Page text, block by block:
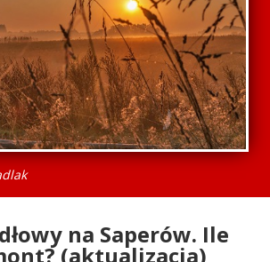
na Saperów. Ile
(aktualizacja)